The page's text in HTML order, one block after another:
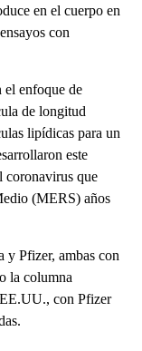
en el cuerpo en
con
enfoque de
de longitud
lipídicas para un
este
coronavirus que
(MERS) años
y Pfizer, ambas con
la columna
con Pfizer